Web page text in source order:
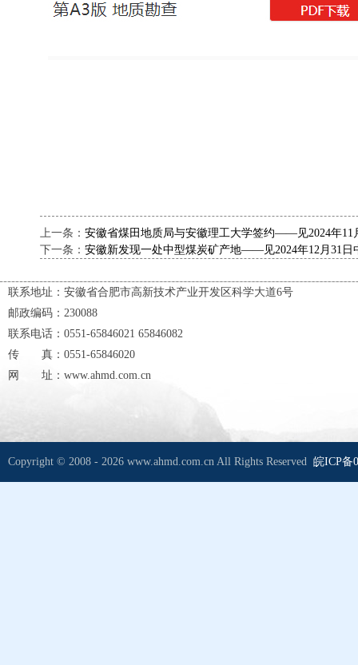
上一条： 安徽省煤田地质局与安徽理工大学签约——见2024年11
下一条： 安徽新发现一处中型煤炭矿产地——见2024年12月31日
联系地址：安徽省合肥市高新技术产业开发区科学大道6号
邮政编码：230088
联系电话：0551-65846021 65846082
传 真：0551-65846020
网 址：www.ahmd.com.cn
Copyright © 2008 - 2026 www.ahmd.com.cn All Rights Reserved 皖ICP备